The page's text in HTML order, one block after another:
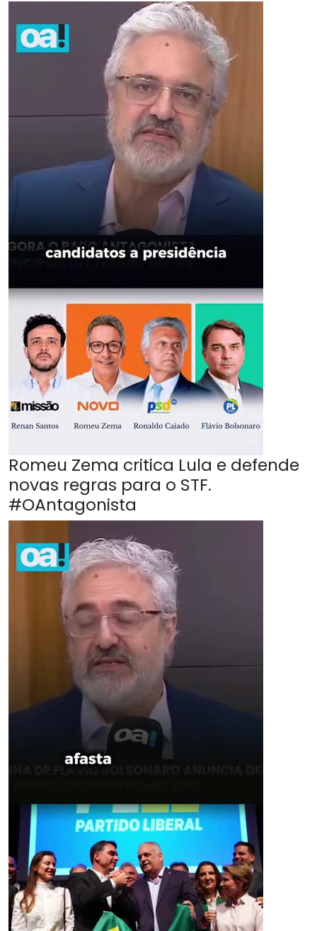
Romeu Zema critica Lula e defende
novas regras para o STF.
#OAntagonista